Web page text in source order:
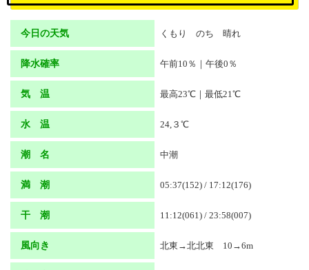
今日の天気 くもり のち 晴れ
降水確率 午前10％｜午後0％
気 温 最高23℃｜最低21℃
水 温 24,３℃
潮 名 中潮
満 潮 05:37(152) / 17:12(176)
干 潮 11:12(061) / 23:58(007)
風向き 北東→北北東 10→6m